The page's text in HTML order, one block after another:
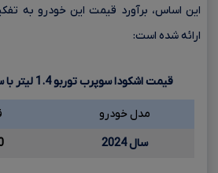
این اساس، برآورد قیمت این خودرو به
ارائه شده است:
قیمت اشکودا سوپرب توربو1.4 لیتر
مدل خودرو
سال 2024